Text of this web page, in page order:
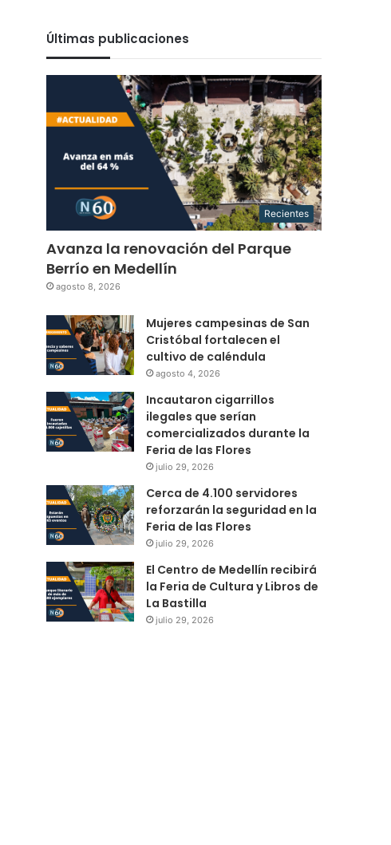
Últimas publicaciones
Recientes
Avanza la renovación del Parque
Berrío en Medellín
agosto 8, 2026
Mujeres campesinas de San
Cristóbal fortalecen el
cultivo de caléndula
agosto 4, 2026
Incautaron cigarrillos
ilegales que serían
comercializados durante la
Feria de las Flores
julio 29, 2026
Cerca de 4.100 servidores
reforzarán la seguridad en la
Feria de las Flores
julio 29, 2026
El Centro de Medellín recibirá
la Feria de Cultura y Libros de
La Bastilla
julio 29, 2026